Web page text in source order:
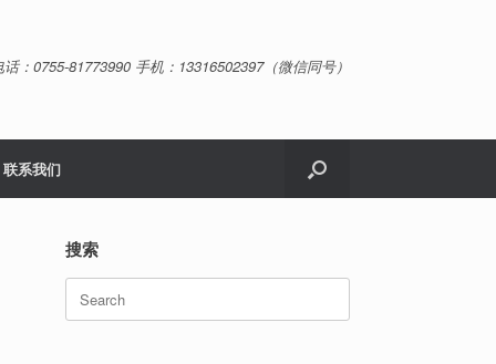
：0755-81773990 手机：13316502397（微信同号）
联系我们
搜索
Search
for: